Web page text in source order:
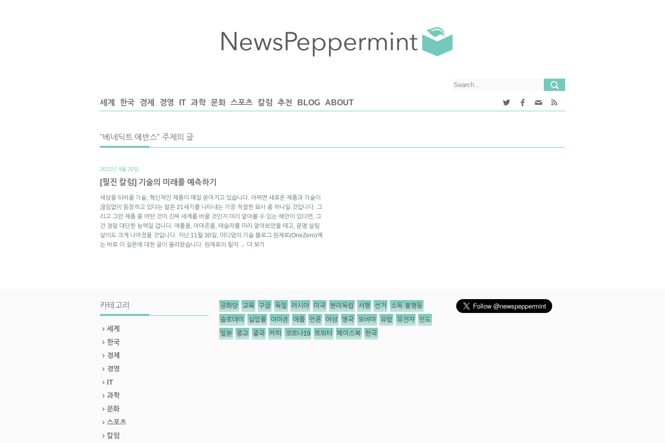
세계 한국 경제 경영 IT 과학 문화 스포츠 칼럼 추천 BLOG ABOUT
"베네딕트 에반스" 주제의 글
2022년 4월 20일.
[필진 칼럼] 기술의 미래를 예측하기
세상을 뒤바꿀 기술, 혁신적인 제품이 매일 쏟아지고 있습니다. 어쩌면 새로운 제품과 기술이
끊임없이 등장하고 있다는 말은 21세기를 나타내는 가장 적절한 묘사 중 하나일 것입니다. 그
리고 그런 제품 중 어떤 것이 진짜 세계를 바꿀 것인지 미리 알아볼 수 있는 혜안이 있다면, 그
건 정말 대단한 능력일 겁니다. 애플을, 아마존을, 테슬라를 미리 알아보았을 테고, 분명 살림
살이도 크게 나아졌을 것입니다. 지난 11월 30일, 미디엄의 기술 블로그 원제로(OneZero)에
는 바로 이 질문에 대한 글이 올라왔습니다. 원제로의 필자 → 더 보기
카테고리
세계
한국
경제
경영
IT
과학
문화
스포츠
칼럼
공화당 교육 구글 독일 러시아 미국 분리독립 서평 선거 소득 불평등
슬로데이 실업률 아마존 애플 언론 여성 영국 오바마 유럽 유전자 인도
일본 종교 중국 커피 코로나19 트위터 페이스북 한국